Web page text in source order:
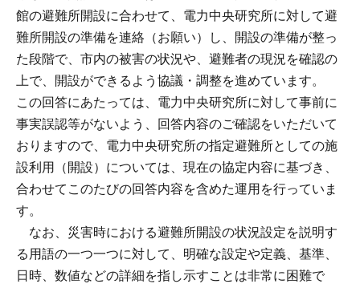
館の避難所開設に合わせて、電力中央研究所に対して避
難所開設の準備を連絡（お願い）し、開設の準備が整っ
た段階で、市内の被害の状況や、避難者の現況を確認の
上で、開設ができるよう協議・調整を進めています。
この回答にあたっては、電力中央研究所に対して事前に
事実誤認等がないよう、回答内容のご確認をいただいて
おりますので、電力中央研究所の指定避難所としての施
設利用（開設）については、現在の協定内容に基づき、
合わせてこのたびの回答内容を含めた運用を行っていま
す。
なお、災害時における避難所開設の状況設定を説明す
る用語の一つ一つに対して、明確な設定や定義、基準、
日時、数値などの詳細を指し示すことは非常に困難で